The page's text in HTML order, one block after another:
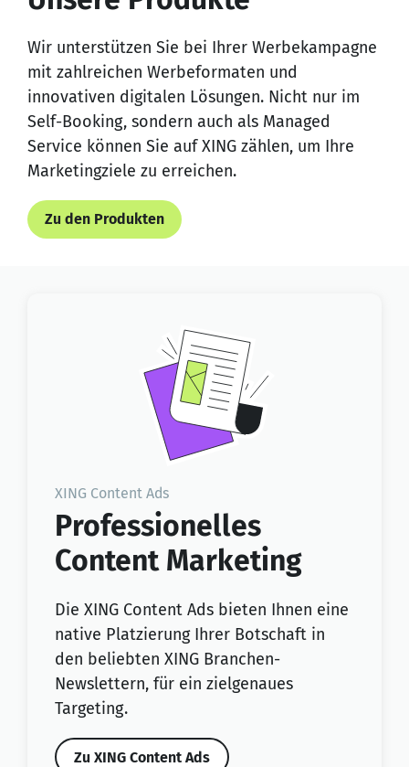
Wir unterstützen Sie bei Ihrer Werbekampagne
mit zahlreichen Werbeformaten und
innovativen digitalen Lösungen. Nicht nur im
Self-Booking, sondern auch als Managed
Service können Sie auf XING zählen, um Ihre
Marketingziele zu erreichen.
Zu den Produkten
XING Content Ads
Professionelles
Content Marketing
Die XING Content Ads bieten Ihnen eine
native Platzierung Ihrer Botschaft in
den beliebten XING Branchen-
Newslettern, für ein zielgenaues
Targeting.
Zu XING Content Ads